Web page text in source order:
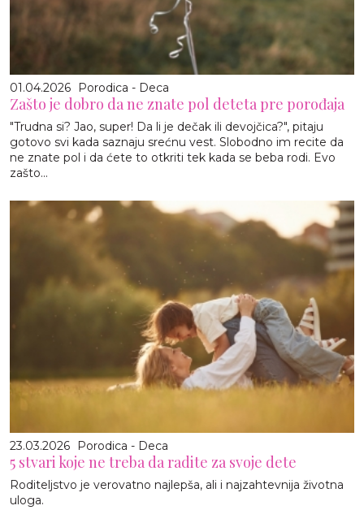
01.04.2026 Porodica - Deca
Zašto je dobro da ne znate pol deteta pre porođaja
"Trudna si? Jao, super! Da li je dečak ili devojčica?", pitaju
gotovo svi kada saznaju srećnu vest. Slobodno im recite da
ne znate pol i da ćete to otkriti tek kada se beba rodi. Evo
zašto...
23.03.2026 Porodica - Deca
5 stvari koje ne treba da radite za svoje dete
Roditeljstvo je verovatno najlepša, ali i najzahtevnija životna
uloga.